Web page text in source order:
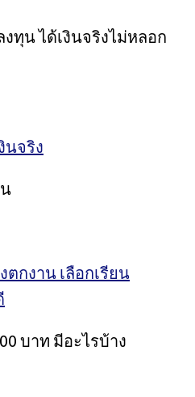
ทุน ได้เงินจริงไม่หลอก
บาท มีอะไรบ้าง